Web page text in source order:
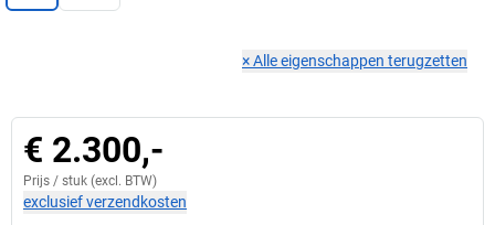
×Alle eigenschappen terugzetten
€ 2.300,-
Prijs / stuk (excl. BTW)
exclusief verzendkosten